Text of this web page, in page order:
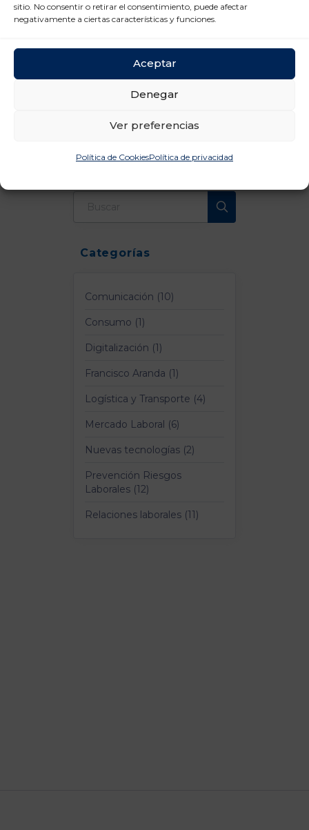
sitio. No consentir o retirar el consentimiento, puede afectar
negativamente a ciertas características y funciones.
Aceptar
Denegar
Ver preferencias
Política de CookiesPolítica de privacidad
tu público puede convertirse en una auténtica
aventura, no queda otra que tirar de ingenio para
de los usuarios.
Categorías
Comunicación (10)
Consumo (1)
Digitalización (1)
Francisco Aranda (1)
Logística y Transporte (4)
Mercado Laboral (6)
Nuevas tecnologías (2)
Prevención Riesgos
Laborales (12)
Relaciones laborales (11)